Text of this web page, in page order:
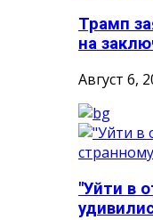
Трамп
на
Август 6,
"Уйти в